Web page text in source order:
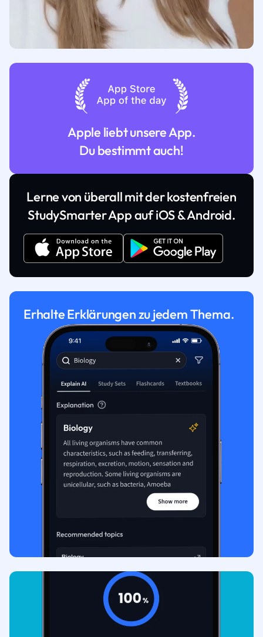
Apple liebt unsere App.
Du bestimmt auch!
Lerne von überall mit der kostenfreien
StudySmarter App auf iOS & Android.
Erhalte Erklärungen zu jedem Thema.